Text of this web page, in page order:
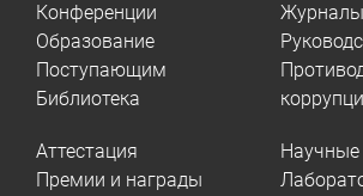
Конференции
Образование
Поступающим
Библиотека
Журналы
Аттестация
Премии и награды
Научные